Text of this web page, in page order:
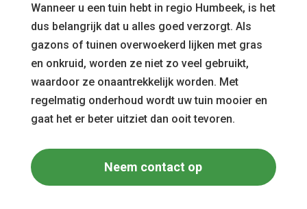
Wanneer u een tuin hebt in regio Humbeek, is het
dus belangrijk dat u alles goed verzorgt. Als
gazons of tuinen overwoekerd lijken met gras
en onkruid, worden ze niet zo veel gebruikt,
waardoor ze onaantrekkelijk worden. Met
regelmatig onderhoud wordt uw tuin mooier en
gaat het er beter uitziet dan ooit tevoren.
Neem contact op